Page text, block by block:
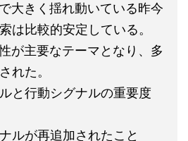
大きく揺れ動いている昨今
は比較的安定している。
が主要なテーマとなり、多
れた。
と行動シグナルの重要度
ルが再追加されたこと